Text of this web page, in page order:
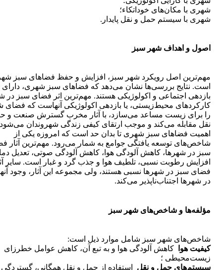
شهری با مکان‌های خوداتکاء؛
شهری با سیستم حمل و نقل پایدار.
اصول و اهداف شهر سبز
مهم‌ترین اصل رویکرد شهر سبز، افزایش و حفظ فضاهای سبز
است. نتایج بررسی‌ها نشان می‌دهد که فضاهای سبز شهری، دارای
بازدهی اجتماعی و اکولوژیکی هستند. مهم‌ترین اثر فضای سبز در
کارکردهای محیط‌زیستی، یا بازدهی اکولوژیکی آنهاست که فضای
را برای زیست مساعد می‌سازد، با آثار مخرب گسترش صنعت و
نقل مقابله می‌کند و موجب ارتقای کیفی زندگی شهروندان
اهمیت فضاهای سبز شهری تا بدان حد است که امروزه یکی از
شاخص‌های توسعه یافتگی جوامع به شمار می‌رود. مهم‌ترین آثار
سبز در شهرها، کاهش آلودگی هوا، کاهش آلودگی صوتی، تعدیل
افزایش رطوبت نسبی، تلطیف هوا و جذب گرد و غبار است. سایر
فضای سبز در شهرها نسبی هستند، ولی مجموعه این آثار، وجود
در شهرها اجتناب‌ناپذیر می‌کند.
مؤلفه‌ها و شاخص‌های شهر سبز
شاخص‌های شهر سبز شامل موارد ذیل است:
کیفیت هوا
کاهش آلودگی هوا و به تبع آن، کاهش عوامل خطرزای
زیست‌محیطی ؛
سیستم‌های حمل و نقل استفاده از حمل و نقل همگانی، گستردگی